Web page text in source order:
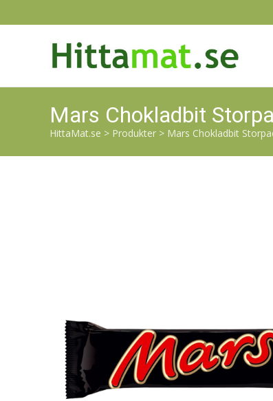
Mars Chokladbit
HittaMat.se > Produkter > Mars Chokladbit